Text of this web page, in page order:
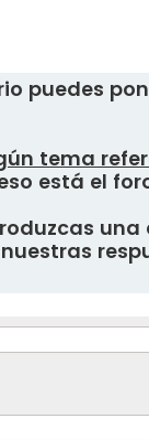
puedes
tema
está el
nuestras